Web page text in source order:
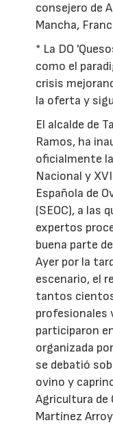
consejero de
Mancha,
* La DO
como el
crisis
la oferta y
El alcalde de
Ramos, ha
oficialmente
Nacional y
Española de
(SEOC), a las
expertos
buena parte
Ayer por la
escenario, el
tantos
profesionales
participaron
organizada
se debatió
ovino y
Agricultura de
Martínez